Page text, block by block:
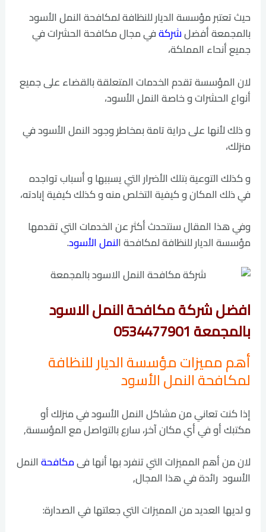
حيث تعتبر مؤسسة الديار للنظافة لمكافحة النمل الأسود
بالمجمعة أفضلشركةفي مجال مكافحة الحشرات في
جميع أنحاء المملكة،
لان المؤسسة تقدم الخدمات المتعلقة بالقضاء على جميع
أنواع الحشرات و خاصة النمل الأسود،
و ذلك لأنها على دراية تامة بمخاطر وجود النمل الأسود في
منزلك،
و كذلك التوعية بتلك الأضرار التي يسببها و أسباب تواجده
في ذلك المكان و كيفية التخلص منه و كذلك كيفية إبادته،
وفي هذا المقال سنتحدث أكثر عن الخدمات التي تقدمها
مؤسسة الديار للنظافة لمكافحة النمل الأسود.
افضل شركة مكافحة النمل الاسود
بالمجمعة 0534477901
أهم مميزات مؤسسة الديار للنظافة
لمكافحة النمل الأسود
إذا كنت تعاني من مشاكل النمل الأسود في منزلك أو
مكتبك أو في أي مكان آخر، سارع بالتواصل مع المؤسسة,
لان من أهم المميزات التي تنفرد بها أنها فىمكافحةالنمل
الأسود رائدة في هذا المجال,
و لديها العديد من المميزات التي جعلتها في الصدارة: